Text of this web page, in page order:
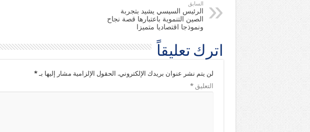
السابق
الرئيس السيسي يشيد بتجربة
الصين التنموية باعتبارها قصة نجاح
ونموذجا اقتصاديا متميزا
اترك تعليقاً
لن يتم نشر عنوان بريدك الإلكتروني. الحقول الإلزامية مشار إليها بـ*
التعليق*